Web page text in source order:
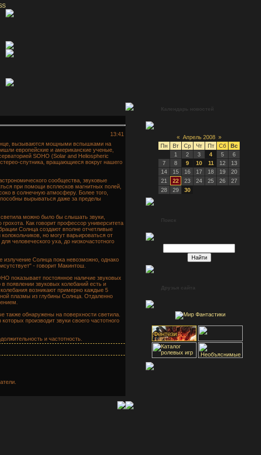
13:41
вызываются мощными вспышками на
европейские и американские ученые,
SOHO (Solar and Heliospheric
спутника, вращающиеся вокруг нашего
сообщества, звуковые
при помощи всплесков магнитных полей,
в солнечную атмосферу. Более того,
вырываться даже за пределы
можно было бы слышать звуки,
Как говорит профессор университета
Солнца создают вполне отчетливые
но могут варьироваться от
человеческого уха, до низкочастотного
излучение Солнца пока невозможно, однако
- говорит Макинтош.
показывает постоянное наличие звуковых
появлении звуковых колебаний есть и
возникают примерно каждые 5
плазмы из глубины Солнца. Отдаленно
также обнаружены на поверхности светила.
производит звуки своего частотного
и частотность.
Календарь новостей
« Апрель 2008 »
Пн
Вт Ср Чт Пт Сб
Вс
1
2 3 4 5
6
7
8 9 10 11 12
13
14
15 16 17 18 19
20
21
22 23 24 25 26
27
28
29 30
Поиск
Друзья сайта